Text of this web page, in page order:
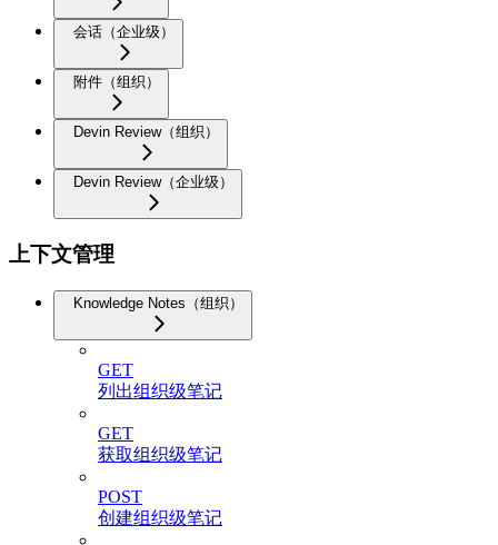
会话（企业级）
附件（组织）
Devin Review（组织）
Devin Review（企业级）
上下文管理
Knowledge Notes（组织）
GET
列出组织级笔记
GET
获取组织级笔记
POST
创建组织级笔记